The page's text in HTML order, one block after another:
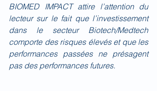
BIOMED IMPACT attire l’attention du
lecteur sur le fait que l’investissement
dans le secteur Biotech/Medtech
comporte des risques élevés et que les
performances passées ne présagent
pas des performances futures.